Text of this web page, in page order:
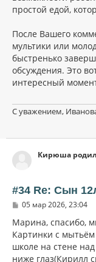
простой едой,
После Вашего
мультики или
быстренько
обсуждения. Это
интересный
С уважением,
Кирюша
#34 Re: Сын
С
о
щ
е
н
05 мар 2026, 23:04
Марина, спасибо,
Картинки с
школе на стене
ниже глаз(Кирилл